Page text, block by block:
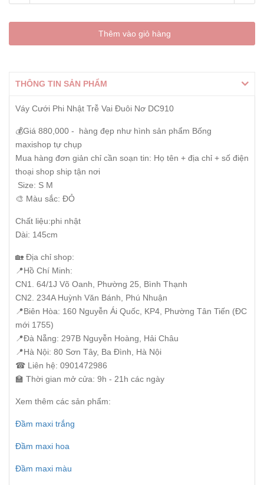
Thêm vào giỏ hàng
THÔNG TIN SẢN PHẨM
Váy Cưới Phi Nhật Trễ Vai Đuôi Nơ DC910
💰Giá 880,000 - hàng đẹp như hình sản phẩm Bống
maxishop tự chụp
Mua hàng đơn giản chỉ cần soạn tin: Họ tên + địa chỉ + số điện
thoại shop ship tận nơi
Size: S M
🎨 Màu sắc: ĐỎ
Chất liệu:phi nhật
Dài: 145cm
🏡 Địa chỉ shop:
📍Hồ Chí Minh:
CN1. 64/1J Võ Oanh, Phường 25, Bình Thạnh
CN2. 234A Huỳnh Văn Bánh, Phú Nhuận
📍Biên Hòa: 160 Nguyễn Ái Quốc, KP4, Phường Tân Tiến (ĐC
mới 1755)
📍Đà Nẵng: 297B Nguyễn Hoàng, Hải Châu
📍Hà Nội: 80 Sơn Tây, Ba Đình, Hà Nội
☎ Liên hệ: 0901472986
🏫 Thời gian mở cửa: 9h - 21h các ngày
Xem thêm các sản phẩm:
Đầm maxi trắng
Đầm maxi hoa
Đầm maxi màu